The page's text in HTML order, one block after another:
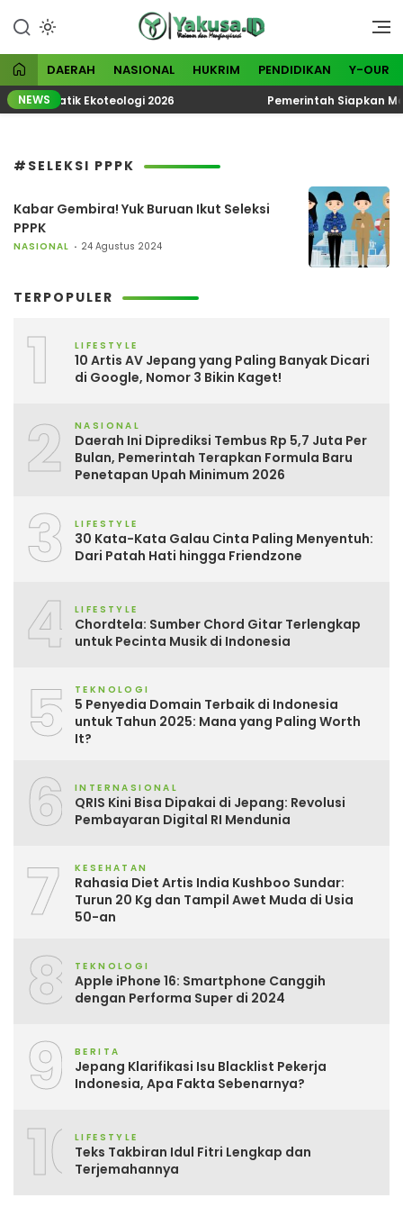
konten
Yakusa
Visioner dan Menginspirasi
DAERAH NASIONAL HUKRIM PENDIDIKAN Y-OUR
NEWS
Tematik Ekoteologi 2026 Pemerintah Siapkan
#SELEKSI PPPK
Kabar Gembira! Yuk Buruan Ikut Seleksi
PPPK
NASIONAL 24 Agustus 2024
TERPOPULER
1 LIFESTYLE
10 Artis AV Jepang yang Paling Banyak Dicari
di Google, Nomor 3 Bikin Kaget!
2 NASIONAL
Daerah Ini Diprediksi Tembus Rp 5,7 Juta Per
Bulan, Pemerintah Terapkan Formula Baru
Penetapan Upah Minimum 2026
3 LIFESTYLE
30 Kata-Kata Galau Cinta Paling Menyentuh:
Dari Patah Hati hingga Friendzone
4 LIFESTYLE
Chordtela: Sumber Chord Gitar Terlengkap
untuk Pecinta Musik di Indonesia
5 TEKNOLOGI
5 Penyedia Domain Terbaik di Indonesia
untuk Tahun 2025: Mana yang Paling Worth
It?
6 INTERNASIONAL
QRIS Kini Bisa Dipakai di Jepang: Revolusi
Pembayaran Digital RI Mendunia
7 KESEHATAN
Rahasia Diet Artis India Kushboo Sundar:
Turun 20 Kg dan Tampil Awet Muda di Usia
50-an
8 TEKNOLOGI
Apple iPhone 16: Smartphone Canggih
dengan Performa Super di 2024
9 BERITA
Jepang Klarifikasi Isu Blacklist Pekerja
Indonesia, Apa Fakta Sebenarnya?
10LIFESTYLE
Teks Takbiran Idul Fitri Lengkap dan
Terjemahannya